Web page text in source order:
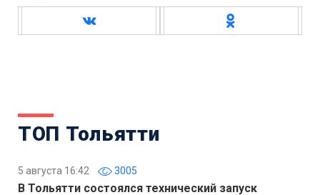
ТОП Тольятти
5 августа 16:42 3005
В Тольятти состоялся технический запуск